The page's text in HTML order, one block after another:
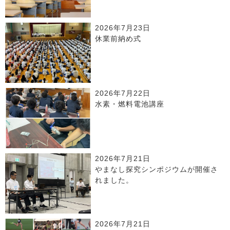
2026年7月23日
休業前納め式
2026年7月22日
水素・燃料電池講座
2026年7月21日
やまなし探究シンポジウムが開催さ
れました。
2026年7月21日